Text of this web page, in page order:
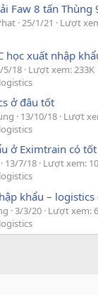
Faw 8 tấn
25/1/21
Lượt
học xuất nhập
5/18 Lượt xem: 233K
ở đâu tốt
13/10/18 Lượt
ở Eximtrain có
13/7/18 Lượt xem:
khẩu –
3/3/20 Lượt xem: